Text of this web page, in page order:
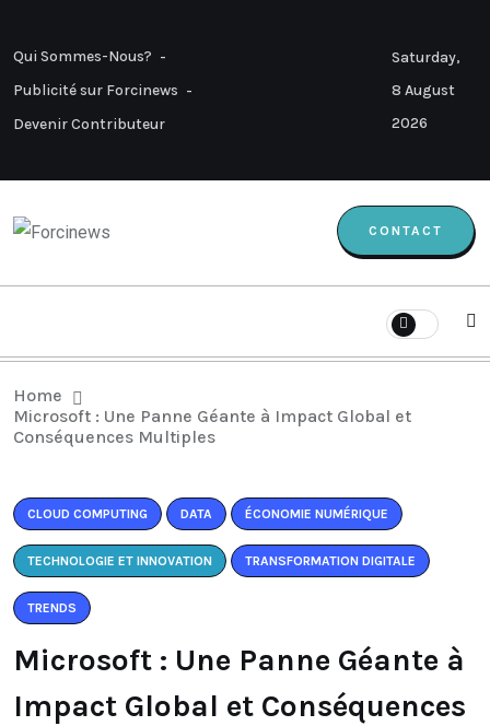
Qui Sommes-Nous?
Publicité sur Forcinews
Devenir Contributeur
Saturday,
8 August
2026
CONTACT
Home
Microsoft : Une Panne Géante à Impact Global et
Conséquences Multiples
CLOUD COMPUTING DATA ÉCONOMIE NUMÉRIQUE
TECHNOLOGIE ET INNOVATION TRANSFORMATION DIGITALE
TRENDS
Microsoft : Une Panne Géante à
Impact Global et Conséquences